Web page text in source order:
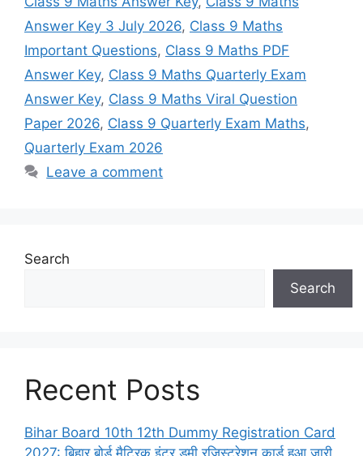
Answer Key 3 July 2026, Class 9 Maths
Important Questions, Class 9 Maths PDF
Answer Key, Class 9 Maths Quarterly Exam
Answer Key, Class 9 Maths Viral Question
Paper 2026, Class 9 Quarterly Exam Maths,
Quarterly Exam 2026
Leave a comment
Search
Search
Recent Posts
Bihar Board 10th 12th Dummy Registration Card
2027: बिहार बोर्ड मैट्रिक इंटर डमी रजिस्ट्रेशन कार्ड हुआ जारी,